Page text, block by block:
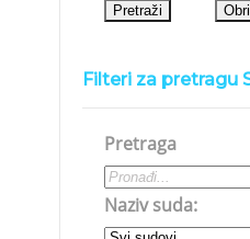
Filteri za pretragu
Pretraga
Naziv suda: